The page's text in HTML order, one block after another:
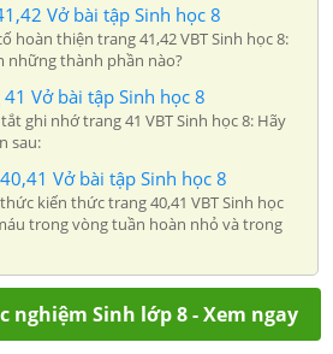
Vở bài tập Sinh học 8
hoàn thiện trang 41,42 VBT Sinh học 8:
những thành phần nào?
Vở bài tập Sinh học 8
ghi nhớ trang 41 VBT Sinh học 8: Hãy
sau:
Vở bài tập Sinh học 8
kiến thức trang 40,41 VBT Sinh học
trong vòng tuần hoàn nhỏ và trong
nghiệm Sinh lớp 8 - Xem ngay